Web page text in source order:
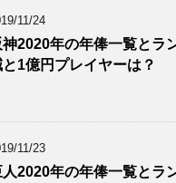
11/24
神2020年の年俸一覧とラ
1億円プレイヤーは？
11/23
人2020年の年俸一覧とラ